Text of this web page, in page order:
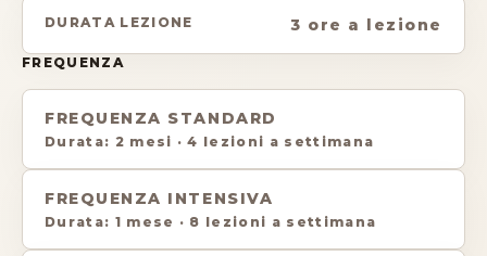
DURATA LEZIONE 3 ore a lezione
FREQUENZA
FREQUENZA STANDARD
Durata: 2 mesi ·4 lezioni a settimana
FREQUENZA INTENSIVA
Durata: 1 mese · 8 lezioni a settimana